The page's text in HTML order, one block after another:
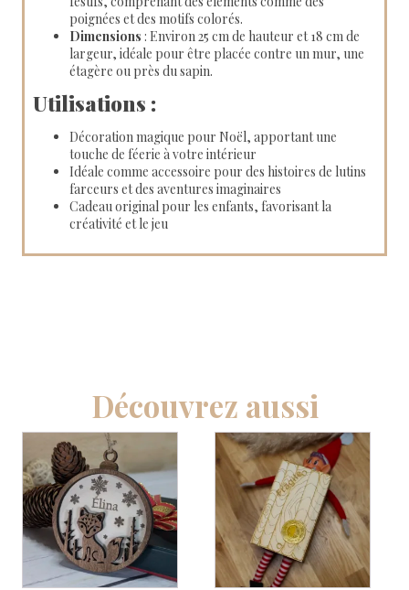
poignées et des motifs colorés.
Dimensions : Environ 25 cm de hauteur et 18 cm de
largeur, idéale pour être placée contre un mur, une
étagère ou près du sapin.
Utilisations :
Décoration magique pour Noël, apportant une
touche de féerie à votre intérieur
Idéale comme accessoire pour des histoires de lutins
farceurs et des aventures imaginaires
Cadeau original pour les enfants, favorisant la
créativité et le jeu
Découvrez aussi